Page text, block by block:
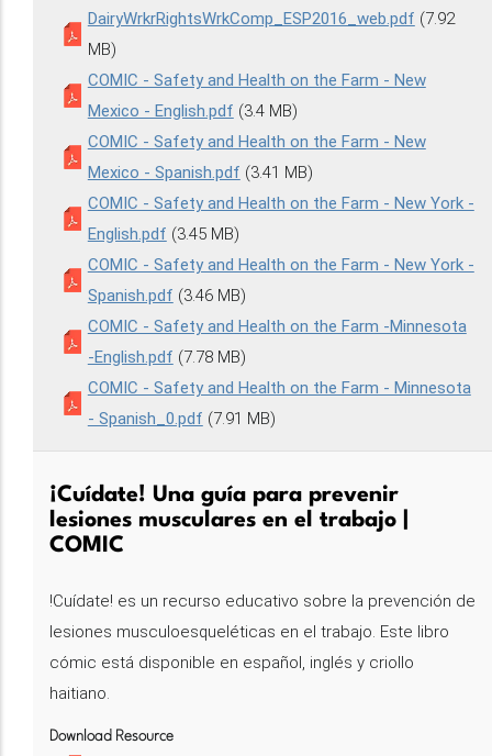
DairyWrkrRightsWrkComp_ESP2016_web.pdf (7.92
MB)
COMIC - Safety and Health on the Farm - New
Mexico - English.pdf (3.4 MB)
COMIC - Safety and Health on the Farm - New
Mexico - Spanish.pdf (3.41 MB)
COMIC - Safety and Health on the Farm - New York -
English.pdf (3.45 MB)
COMIC - Safety and Health on the Farm - New York -
Spanish.pdf (3.46 MB)
COMIC - Safety and Health on the Farm -Minnesota
-English.pdf (7.78 MB)
COMIC - Safety and Health on the Farm - Minnesota
- Spanish_0.pdf (7.91 MB)
¡Cuídate! Una guía para prevenir
lesiones musculares en el trabajo |
COMIC
!Cuídate! es un recurso educativo sobre la prevención de
lesiones musculoesqueléticas en el trabajo. Este libro
cómic está disponible en español, inglés y criollo
haitiano.
Download Resource